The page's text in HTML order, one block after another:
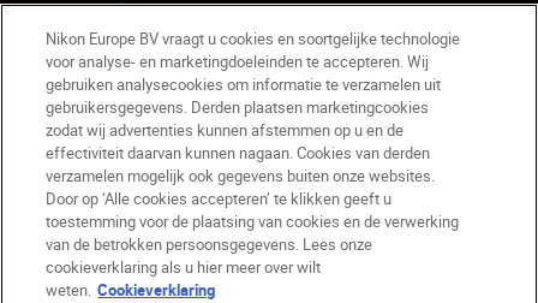
NL Nikon Sites
Contact opnemen
Privacyverklaring
Gebruiksvoorwaarden
Nikon Store - Algemene voorwaarden
Cookieverklaring
Toegankelijkheid
Cookie-instellingen
© 2026 Nikon
Nikon Europe BV vraagt u cookies en soortgelijke technologie
voor analyse- en marketingdoeleinden te accepteren. Wij
gebruiken analysecookies om informatie te verzamelen uit
gebruikersgegevens. Derden plaatsen marketingcookies
zodat wij advertenties kunnen afstemmen op u en de
effectiviteit daarvan kunnen nagaan. Cookies van derden
verzamelen mogelijk ook gegevens buiten onze websites.
Door op ‘Alle cookies accepteren’ te klikken geeft u
toestemming voor de plaatsing van cookies en de verwerking
van de betrokken persoonsgegevens. Lees onze
cookieverklaring als u hier meer over wilt
weten. Cookieverklaring